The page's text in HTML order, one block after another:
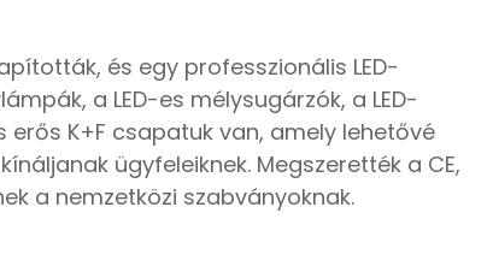
és egy professzionális LED-
a LED-es mélysugárzók, a LED-
K+F csapatuk van, amely lehetővé
ügyfeleiknek. Megszerették a CE,
a nemzetközi szabványoknak.